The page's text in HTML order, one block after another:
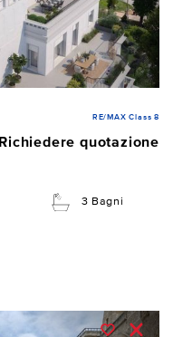
RE/MAX Class 8
Richiedere quotazione
3 Bagni